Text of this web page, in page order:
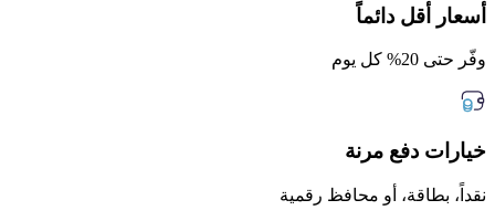
أسعار أقل دائماً
وفّر حتى 20% كل يوم
خيارات دفع مرنة
نقداً، بطاقة، أو محافظ رقمية